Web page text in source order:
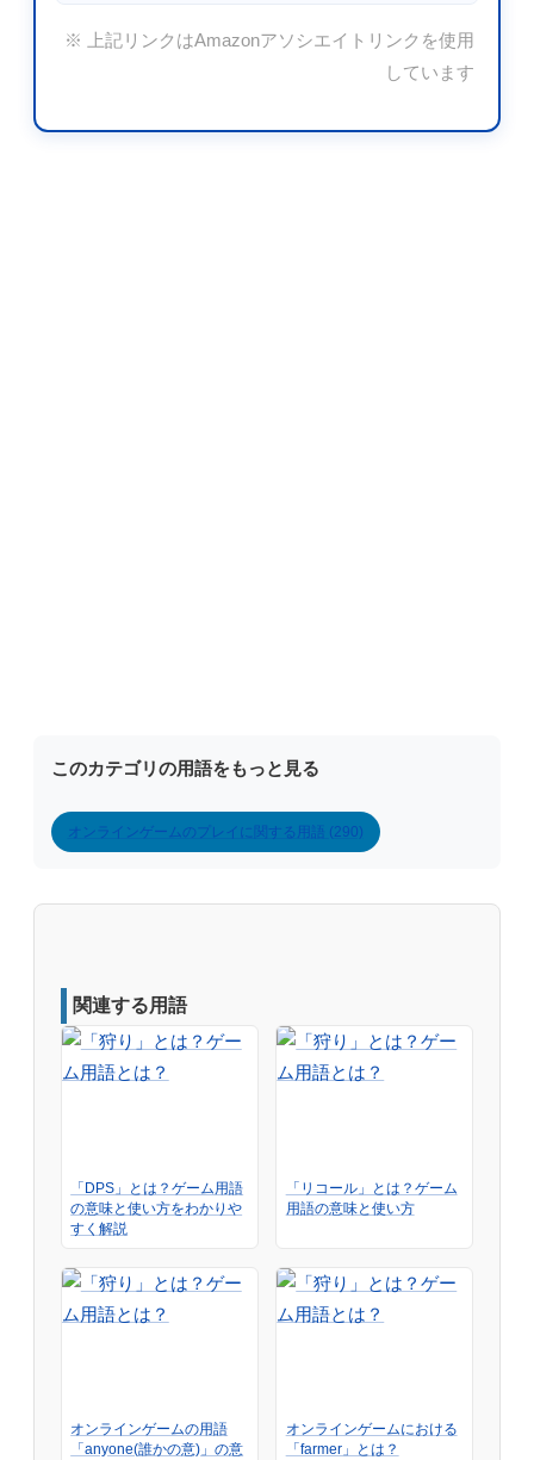
※ 上記リンクはAmazonアソシエイトリンクを使用
しています
このカテゴリの用語をもっと見る
オンラインゲームのプレイに関する用語 (290)
関連する用語
「DPS」とは？ゲーム用語
の意味と使い方をわかりや
すく解説
「リコール」とは？ゲーム
用語の意味と使い方
オンラインゲームの用語
「anyone(誰かの意)」の意
オンラインゲームにおける
「farmer」とは？